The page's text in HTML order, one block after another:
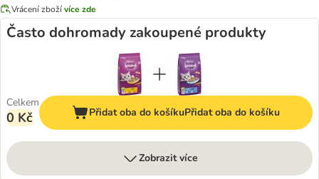
Vrácení zbožívíce zde
Často dohromady zakoupené produkty
Celkem
0 Kč Přidat oba do košíkuPřidat oba do košíku
Zobrazit více